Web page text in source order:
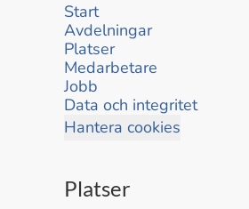
Start
Avdelningar
Platser
Medarbetare
Jobb
Data och integritet
Hantera cookies
Platser